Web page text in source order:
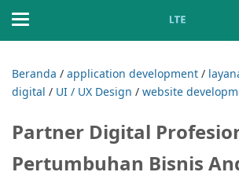
Beranda / application development /
digital / UI / UX Design / website
Partner Digital
Pertumbuhan Bisnis